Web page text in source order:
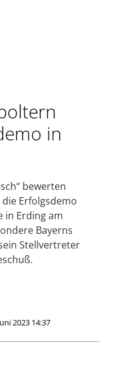
in
bewerten
Erfolgsdemo
in Erding am
Bayerns
Stellvertreter
2023 14:37